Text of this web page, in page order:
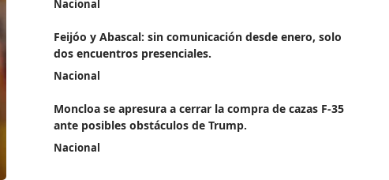
Nacional
Feijóo y Abascal: sin comunicación desde enero, solo
dos encuentros presenciales.
Nacional
Moncloa se apresura a cerrar la compra de cazas F-35
ante posibles obstáculos de Trump.
Nacional